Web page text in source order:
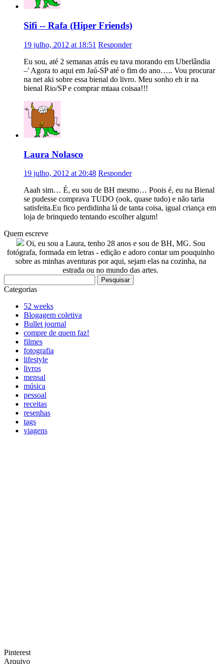
Sifi -- Rafa (Hiper Friends)
19 julho, 2012 at 18:51 Responder
Eu sou, até 2 semanas atrás eu tava morando em Uberlândia
–' Agora to aqui em Jaú-SP até o fim do ano….. Vou procurar
na net aki sobre essa bienal do livro. Meu sonho eh ir na
bienal Rio/SP e comprar mtaaa coisaa!!!
Laura Nolasco
19 julho, 2012 at 20:48 Responder
Aaah sim… É, eu sou de BH mesmo… Poois é, eu na Bienal
se pudesse comprava TUDO (ook, quase tudo) e não taria
satisfeita.Eu fico perdidinha lá de tanta coisa, igual criança em
loja de brinquedo tentando escolher algum!
Quem escreve
Oi, eu sou a Laura, tenho 28 anos e sou de BH, MG. Sou
fotógrafa, formada em letras - edição e adoro contar um pouquinho
sobre as minhas aventuras por aqui, sejam elas na cozinha, na
estrada ou no mundo das artes.
por:
Categorias
52 weeks
Blogagem coletiva
Bullet journal
compre de quem faz!
filmes
fotografia
lifestyle
livros
mensal
música
pessoal
receitas
resenhas
tags
viagens
Pinterest
Arquivo